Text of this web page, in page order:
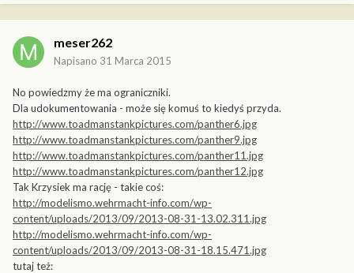
meser262
Napisano 31 Marca 2015
No powiedzmy że ma ograniczniki.
Dla udokumentowania - może się komuś to kiedyś przyda.
http://www.toadmanstankpictures.com/panther6.jpg
http://www.toadmanstankpictures.com/panther9.jpg
http://www.toadmanstankpictures.com/panther11.jpg
http://www.toadmanstankpictures.com/panther12.jpg
Tak Krzysiek ma rację - takie coś:
http://modelismo.wehrmacht-info.com/wp-
content/uploads/2013/09/2013-08-31-13.02.311.jpg
http://modelismo.wehrmacht-info.com/wp-
content/uploads/2013/09/2013-08-31-18.15.471.jpg
tutaj też: